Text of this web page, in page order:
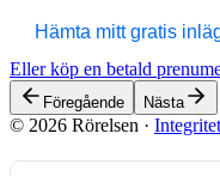
Hämta mitt gratis
Eller köp en betald
Föregående Nästa
© 2026 Rörelsen · Integritet